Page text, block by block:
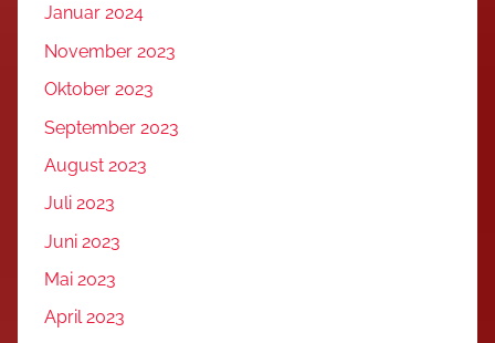
Januar 2024
November 2023
Oktober 2023
September 2023
August 2023
Juli 2023
Juni 2023
Mai 2023
April 2023